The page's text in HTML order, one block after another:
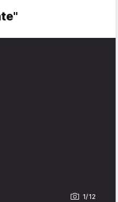
1/12